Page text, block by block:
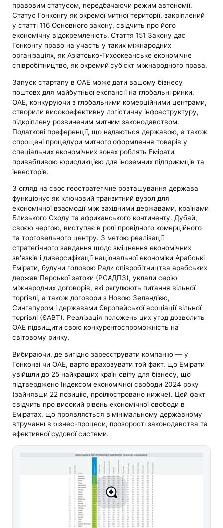
правовим статусом, передбачаючи режим автономії.
Статус Гонконгу як окремої митної території, закріплений
у статті 116 Основного закону, свідчить про його
економічну відокремленість. Стаття 151 Закону дає
Гонконгу право на участь у таких міжнародних
організаціях, як Азіатсько-Тихоокеанське економічне
співробітництво, як окремий суб'єкт міжнародного права.
Запуск стартапу в ОАЕ може дати вашому бізнесу
поштовх для майбутньої експансії на глобальні ринки.
ОАЕ, конкуруючи з глобальними комерційними центрами,
створили високоефективну логістичну інфраструктуру,
підкріплену розвиненим митним законодавством.
Податкові преференції, що надаються державою, а також
спрощені процедури митного оформлення товарів у
спеціальних економічних зонах роблять Емірати
привабливою юрисдикцією для іноземних підприємців та
інвесторів.
З огляд на своє геостратегічне розташування держава
функціонує як ключовий транзитний вузол для
економічної взаємодії між західними державами, країнами
Близького Сходу та африканського континенту. Дубай,
своєю чергою, виступає в ролі провідного комерційного
та торговельного центру. З метою реалізації
стратегічного завдання щодо зміцнення економічних
зв'язків і диверсифікації національної економіки Арабські
Емірати, будучи головою Ради співробітництва арабських
держав Перської затоки (РСАДПЗ), уклали серію
міжнародних договорів, які регулюють питання вільної
торгівлі, а також договори з Новою Зеландією,
Сингапуром і державами Європейської асоціації вільної
торгівлі (ЄАВТ). Реалізація положень цих угод дозволить
ОАЕ підвищити свою конкурентоспроможність на
світовому ринку.
Вибираючи, де вигідно зареєструвати компанію — у
Гонконзі чи ОАЕ, варто враховувати той факт, що Емірати
увійшли до 25 найкращих країн світу для бізнесу, що
підтверджено Індексом економічної свободи 2024 року
(зайнявши 22 позицію, проілюстровано нижче). Цей факт
свідчить про високий рівень економічної свободи в
Еміратах, що проявляється в мінімальному державному
втручанні в бізнес-процеси, прозорості законодавства та
ефективної судової системи.